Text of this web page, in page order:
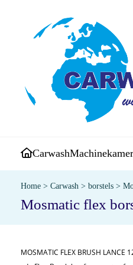
CarwashMachinekamer
Home > Carwash > borstels >
Mosmatic flex
MOSMATIC FLEX BRUSH